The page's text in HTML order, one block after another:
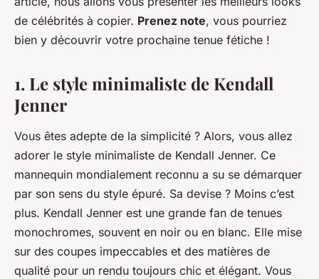
de célébrités à copier. Prenez note, vous pourriez
bien y découvrir votre prochaine tenue fétiche !
1. Le style minimaliste de Kendall
Jenner
Vous êtes adepte de la simplicité ? Alors, vous allez
adorer le style minimaliste de Kendall Jenner. Ce
mannequin mondialement reconnu a su se démarquer
par son sens du style épuré. Sa devise ? Moins c’est
plus. Kendall Jenner est une grande fan de tenues
monochromes, souvent en noir ou en blanc. Elle mise
sur des coupes impeccables et des matières de
qualité pour un rendu toujours chic et élégant. Vous